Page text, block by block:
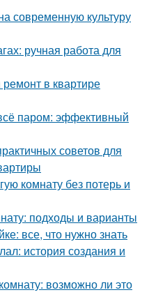
современную культуру
ручная работа для
в квартире
паром: эффективный
советов для
комнату без потерь и
подходы и варианты
все, что нужно знать
история создания и
возможно ли это